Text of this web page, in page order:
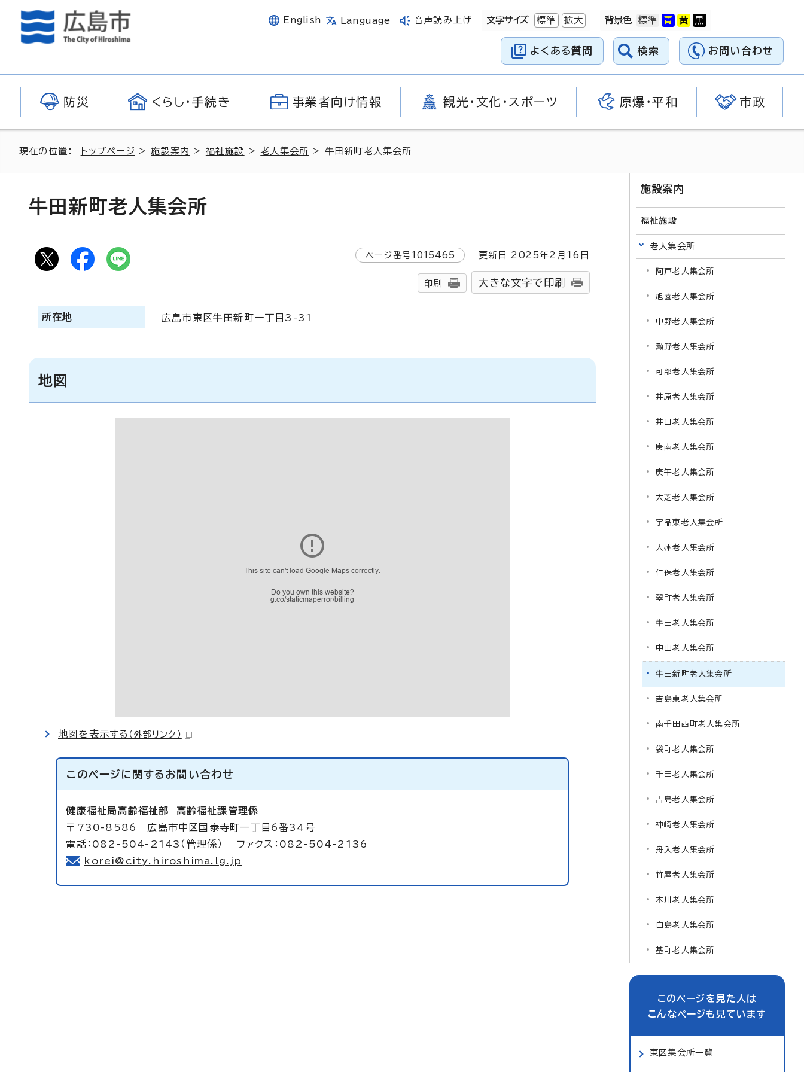
English Language 音声読み上げ 文字サイズ 標準 拡大 背景色
よくある質問 検索 お問い合わせ
防災 くらし・手続き 事業者向け情報 観光・文化・スポーツ 原爆・平和 市政
現在の位置： トップページ >施設案内 > 福祉施設 >老人集会所 > 牛田新町老人集会所
牛田新町老人集会所
ページ番号1015465 更新日 2025年2月 16 日
印刷 大きな文字で印刷
所在地 広島市東区牛田新町一丁目3-31
地図
地図を表示する （外部リンク）
このページに関する お問い合わせ
健康福祉局高齢福祉部 高齢福祉課管理係
〒730-8586 広島市中区国泰寺町一丁目6番34号
電話：082-504-2143（管理係） ファクス：082-504-2136
korei@city.hiroshima.lg.jp
施設案内
福祉施設
老人集会所
阿戸老人集会所
旭園老人集会所
中野老人集会所
瀬野老人集会所
可部老人集会所
井原老人集会所
井口老人集会所
庚南老人集会所
庚午老人集会所
大芝老人集会所
宇品東老人集会所
大州老人集会所
仁保老人集会所
翠町老人集会所
牛田老人集会所
中山老人集会所
牛田新町老人集会所
吉島東老人集会所
南千田西町老人集会所
袋町老人集会所
千田老人集会所
吉島老人集会所
神崎老人集会所
舟入老人集会所
竹屋老人集会所
本川老人集会所
白島老人集会所
基町老人集会所
このページを見た人は
こんなページも見ています
東区集会所一覧